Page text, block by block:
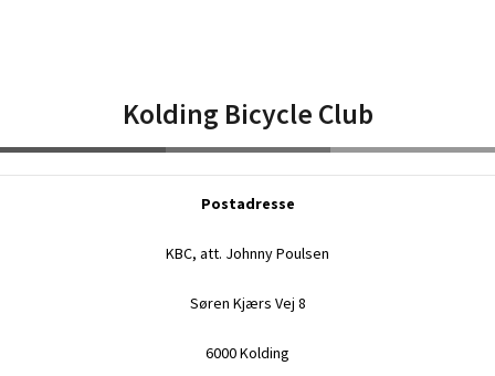
Kolding Bicycle Club
Postadresse
KBC, att. Johnny Poulsen
Søren Kjærs Vej 8
6000 Kolding